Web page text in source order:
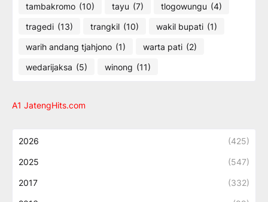
tambakromo (10) tayu (7) tlogowungu (4)
tragedi (13) trangkil (10) wakil bupati (1)
warih andang tjahjono (1) warta pati (2)
wedarijaksa (5) winong (11)
A1 JatengHits.com
2026 (425)
2025 (547)
2017 (332)